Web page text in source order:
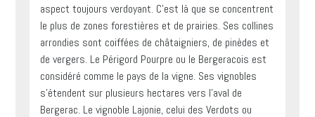
aspect toujours verdoyant. C’est là que se concentrent
le plus de zones forestières et de prairies. Ses collines
arrondies sont coiffées de châtaigniers, de pinèdes et
de vergers. Le Périgord Pourpre ou le Bergeracois est
considéré comme le pays de la vigne. Ses vignobles
s’étendent sur plusieurs hectares vers l’aval de
Bergerac. Le vignoble Lajonie, celui des Verdots ou